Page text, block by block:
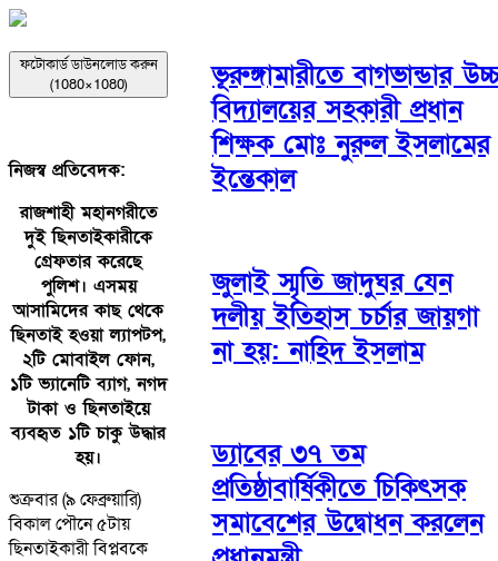
ফটোকার্ড ডাউনলোড করুন
(1080×1080)
নিজস্ব প্রতিবেদক:
রাজশাহী মহানগরীতে
দুই ছিনতাইকারীকে
গ্রেফতার করেছে
পুলিশ। এসময়
আসামিদের কাছ থেকে
ছিনতাই হওয়া ল্যাপটপ,
২টি মোবাইল ফোন,
১টি ভ্যানেটি ব্যাগ, নগদ
টাকা ও ছিনতাইয়ে
ব্যবহৃত ১টি চাকু উদ্ধার
হয়।
শুক্রবার (৯ ফেব্রুয়ারি)
বিকাল পৌনে ৫টায়
ছিনতাইকারী বিপ্লবকে
ভূরুঙ্গামারীতে বাগভান্ডার
বিদ্যালয়ের সহকারী প্রধান
শিক্ষক মোঃ নুরুল ইসলামের
ইন্তেকাল
জুলাই স্মৃতি জাদুঘর যেন
দলীয় ইতিহাস চর্চার জায়গা
না হয়: নাহিদ ইসলাম
ড্যাবের ৩৭ তম
প্রতিষ্ঠাবার্ষিকীতে চিকিৎসক
সমাবেশের উদ্বোধন করলেন